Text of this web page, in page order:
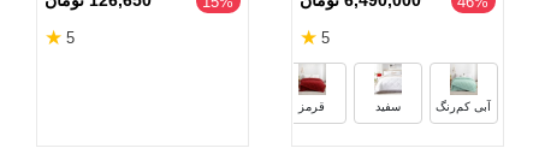
5
★
آبی کم‌رنگ سفید قرمز
5
★